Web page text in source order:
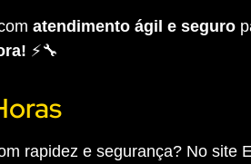
atendimento ágil e seguro
⚡🔧
rapidez e segurança? No site